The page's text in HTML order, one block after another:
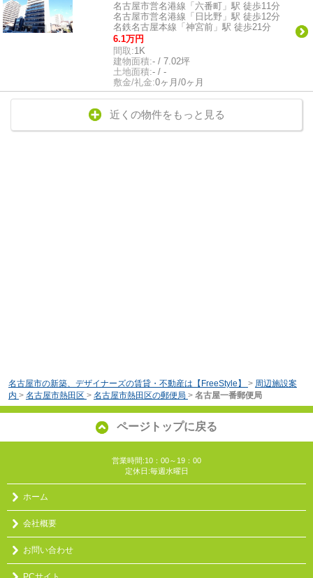
名古屋市営名港線「六番町」駅 徒歩11分
名古屋市営名港線「日比野」駅 徒歩12分
名鉄名古屋本線「神宮前」駅 徒歩21分
6.1万円
間取:1K
建物面積:- / 7.02坪
土地面積:- / -
敷金/礼金:0ヶ月/0ヶ月
近くの物件をもっと見る
名古屋市の新築、デザイナーズの賃貸・不動産は【FreeStyle】 > 周辺施設案
内 > 名古屋市熱田区 > 名古屋市熱田区の郵便局 > 名古屋一番郵便局
ページトップに戻る
営業時間:10：00～19：00
定休日:毎週水曜日
ホーム
会社概要
お問い合わせ